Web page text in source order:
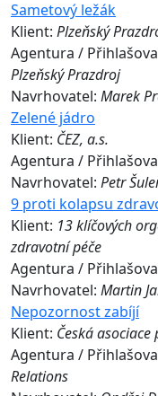
Sametový ležák
Klient: Plzeňský
Agentura /
Plzeňský Prazdroj
Navrhovatel: Marek
Zelené jádro
Klient: ČEZ, a.s.
Agentura /
Navrhovatel: Petr
9 proti kolapsu
Klient: 13 klíčových
zdravotní péče
Agentura /
Navrhovatel: Martin
Nepozornost zabíjí
Klient: Česká asociace
Agentura /
Relations